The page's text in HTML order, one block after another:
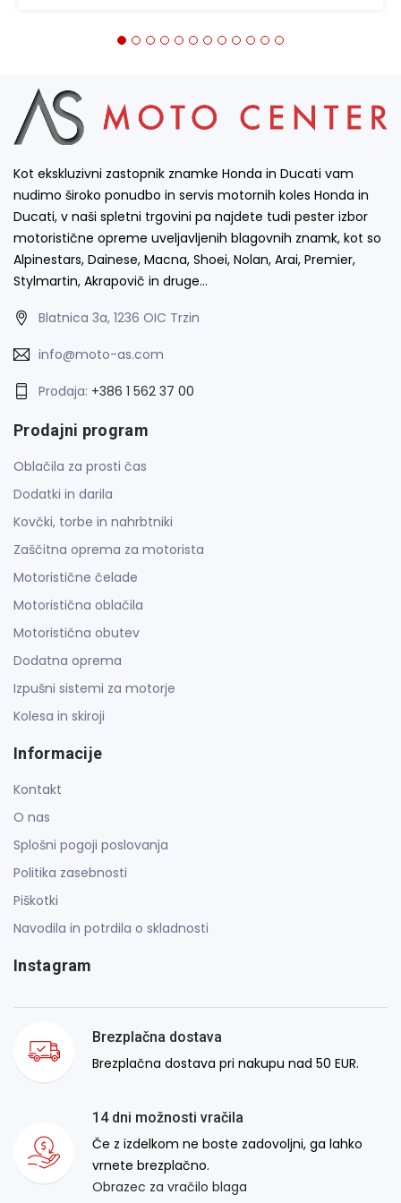
Kot ekskluzivni zastopnik znamke Honda in Ducati vam
nudimo široko ponudbo in servis motornih koles Honda in
Ducati, v naši spletni trgovini pa najdete tudi pester izbor
motoristične opreme uveljavljenih blagovnih znamk, kot so
Alpinestars, Dainese, Macna, Shoei, Nolan, Arai, Premier,
Stylmartin, Akrapovič in druge…
Blatnica 3a, 1236 OIC Trzin
info@moto-as.com
Prodaja: +386 1 562 37 00
Prodajni program
Oblačila za prosti čas
Dodatki in darila
Kovčki, torbe in nahrbtniki
Zaščitna oprema za motorista
Motoristične čelade
Motoristična oblačila
Motoristična obutev
Dodatna oprema
Izpušni sistemi za motorje
Kolesa in skiroji
Informacije
Kontakt
O nas
Splošni pogoji poslovanja
Politika zasebnosti
Piškotki
Navodila in potrdila o skladnosti
Instagram
Brezplačna dostava
Brezplačna dostava pri nakupu nad 50 EUR.
14 dni možnosti vračila
Če z izdelkom ne boste zadovoljni, ga lahko
vrnete brezplačno.
Obrazec za vračilo blaga